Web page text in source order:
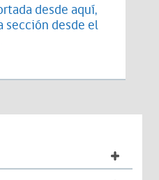
desde aquí,
sección desde el